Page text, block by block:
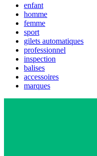
enfant
homme
femme
sport
gilets automatiques
professionnel
inspection
balises
accessoires
marques